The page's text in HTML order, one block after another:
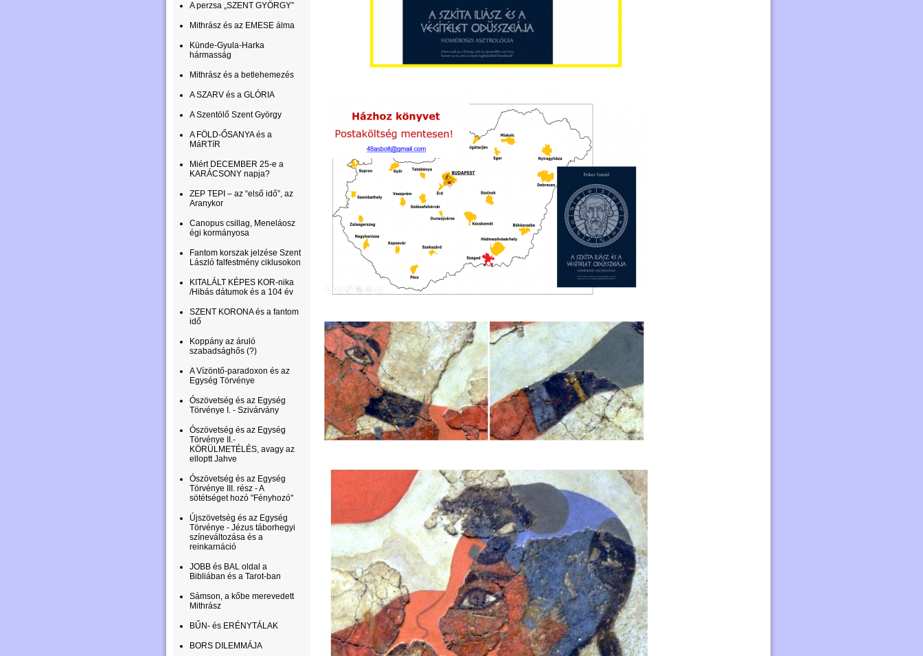
A perzsa „SZENT GYÖRGY”
Mithrász és az EMESE álma
Künde-Gyula-Harka
hármasság
Mithrász és a betlehemezés
A SZARV és a GLÓRIA
A Szentölő Szent György
A FÖLD-ŐSANYA és a
MáRTíR
Miért DECEMBER 25-e a
KARÁCSONY napja?
ZEP TEPI – az “első idő”, az
Aranykor
Canopus csillag, Meneláosz
égi kormányosa
Fantom korszak jelzése Szent
László falfestmény ciklusokon
KITALÁLT KÉPES KOR-nika
/Hibás dátumok és a 104 év
SZENT KORONA és a fantom
idő
Koppány az áruló
szabadsághős (?)
A Vízöntő-paradoxon és az
Egység Törvénye
Ószövetség és az Egység
Törvénye I. - Szivárvány
Ószövetség és az Egység
Törvénye II.-
KÖRÜLMETÉLÉS, avagy az
elloptt Jahve
Ószövetség és az Egység
Törvénye III. rész - A
sötétséget hozó "Fényhozó"
Újszövetség és az Egység
Törvénye - Jézus táborhegyi
színeváltozása és a
reinkarnáció
JOBB és BAL oldal a
Bibliában és a Tarot-ban
Sámson, a kőbe merevedett
Mithrász
BŰN- és ERÉNYTÁLAK
BORS DILEMMÁJA